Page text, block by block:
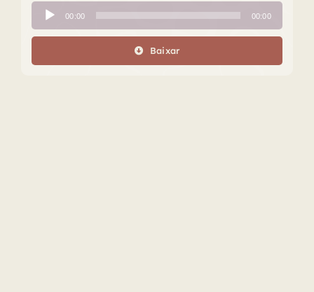
Tocador
de
áudio
00:00 00:00
Baixar